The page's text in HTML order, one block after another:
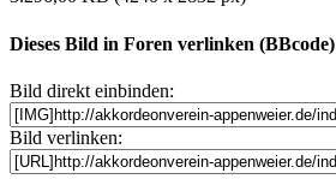
Dieses Bild in Foren verlinken (BBcode)
Bild direkt einbinden:
Bild verlinken: